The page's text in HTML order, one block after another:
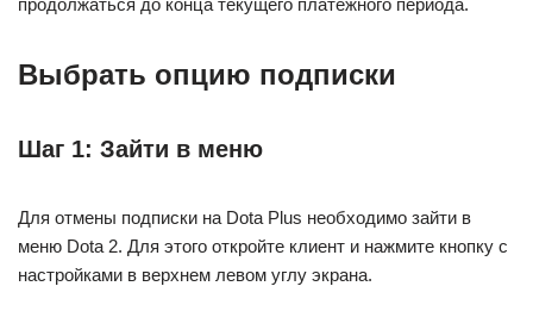
продолжаться до конца текущего платежного периода.
Выбрать опцию подписки
Шаг 1: Зайти в меню
Для отмены подписки на Dota Plus необходимо зайти в
меню Dota 2. Для этого откройте клиент и нажмите кнопку с
настройками в верхнем левом углу экрана.